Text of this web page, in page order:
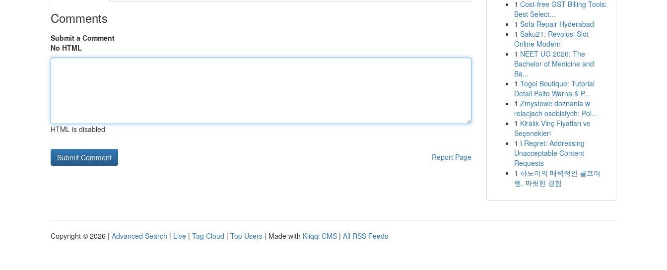
Comments
Submit a Comment
No HTML
HTML is disabled
Report Page
1 Cost-free GST Billing Tools:
Best Select...
1 Sofa Repair Hyderabad
1 Saku21: Revolusi Slot
Online Modern
1 NEET UG 2026: The
Bachelor of Medicine and
Ba...
1 Togel Boutique: Tutorial
Detail Paito Warna & P...
1 Zmysłowe doznania w
relacjach osobistych: Pol...
1 Kiralık Vinç Fiyatları ve
Seçenekleri
1 I Regret: Addressing
Unacceptable Content
Requests
1 하노이의 매력적인 골프여
행, 짜릿한 경험
Copyright © 2026 | Advanced Search | Live | Tag Cloud | Top Users | Made with Kliqqi CMS | All RSS Feeds